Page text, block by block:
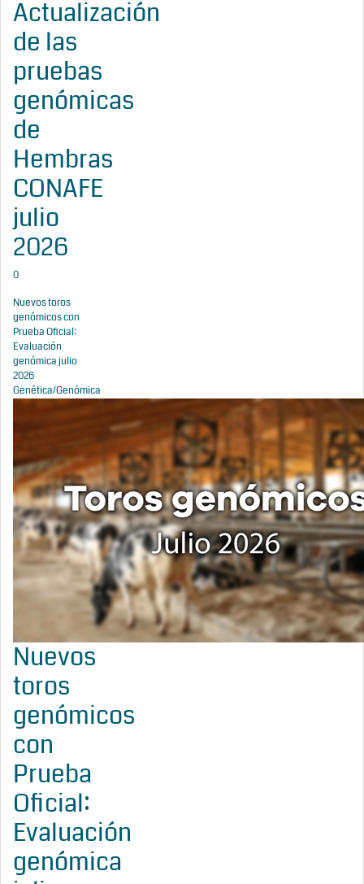
Actualización
de las
pruebas
genómicas
de
Hembras
CONAFE
julio
2026
0
Nuevos toros
genómicos con
Prueba Oficial:
Evaluación
genómica julio
2026
Genética/Genómica
Nuevos
toros
genómicos
con
Prueba
Oficial:
Evaluación
genómica